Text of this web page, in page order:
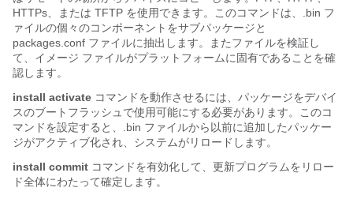
HTTPs、または TFTP を使用できます。このコマンドは、.bin フ
ァイルの個々のコンポーネントをサブパッケージと
packages.conf ファイルに抽出します。またファイルを検証し
て、イメージ ファイルがプラットフォームに固有であることを確
認します。
install activate コマンドを動作させるには、パッケージをデバイ
スのブートフラッシュで使用可能にする必要があります。このコ
マンドを設定すると、.bin ファイルから以前に追加したパッケー
ジがアクティブ化され、システムがリロードします。
install commit コマンドを有効化して、更新プログラムをリロー
ド全体にわたって確定します。